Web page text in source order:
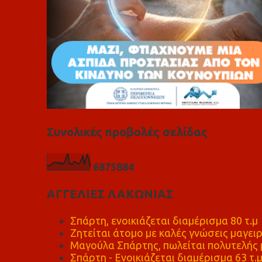
Συνολικές προβολές σελίδας
6875884
ΑΓΓΕΛΙΕΣ ΛΑΚΩΝΙΑΣ
Σπάρτη, ενοικιάζεται διαμέρισμα 80 τ.μ
Ζητείται άτομο με καλές γνώσεις
Μαγούλα Σπάρτης, πωλείται πολυτελής
Σπάρτη - Ενοικιάζεται διαμέρισμα 63 τ.μ